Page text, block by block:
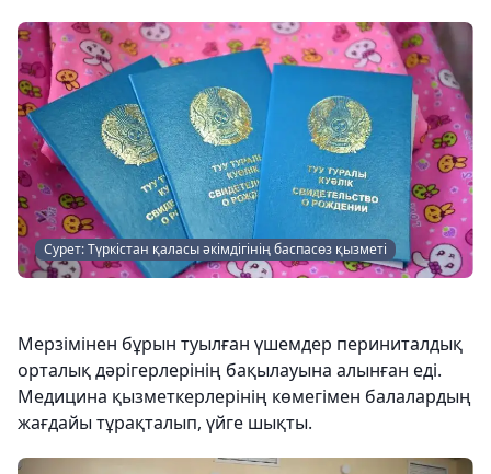
Сурет: Түркістан қаласы әкімдігінің баспасөз қызметі
Мерзімінен бұрын туылған үшемдер периниталдық
орталық дәрігерлерінің бақылауына алынған еді.
Медицина қызметкерлерінің көмегімен балалардың
жағдайы тұрақталып, үйге шықты.